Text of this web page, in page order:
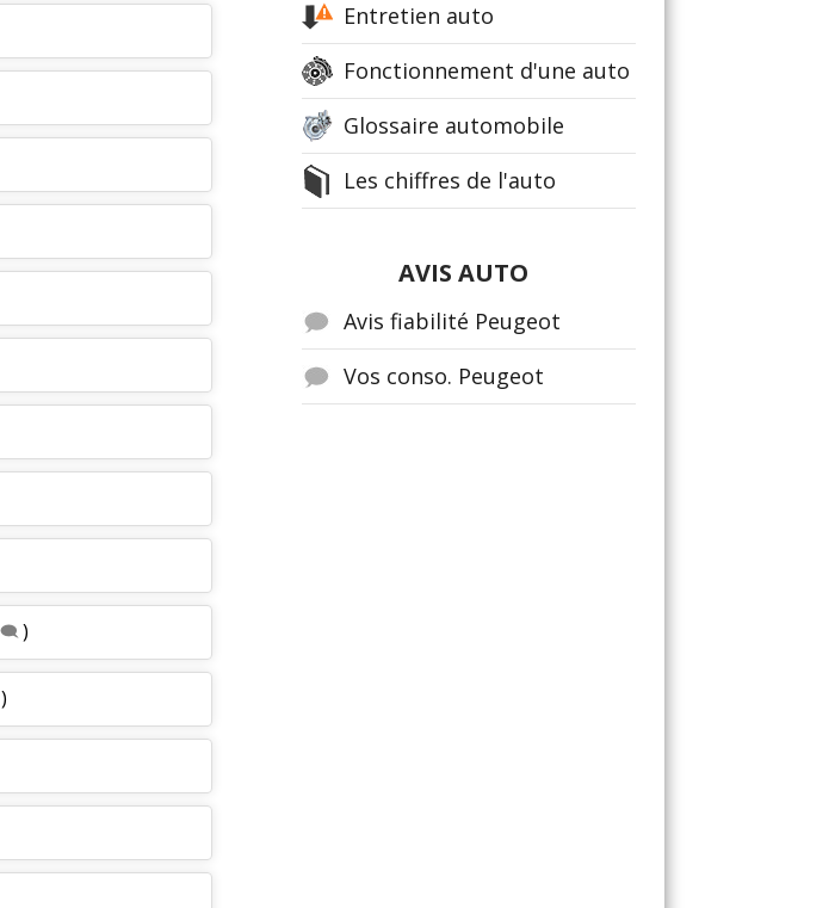
)
)
Entretien auto
Fonctionnement d'une auto
Glossaire automobile
Les chiffres de l'auto
AVIS AUTO
Avis fiabilité Peugeot
Vos conso. Peugeot